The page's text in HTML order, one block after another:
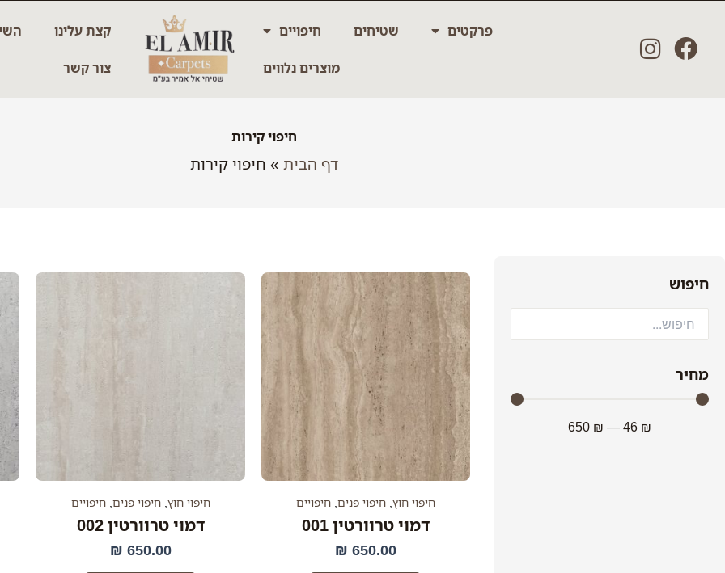
פרקטים שטיחים חיפויים
מוצרים נלווים
קצת עלינו
צור קשר
חיפוי קירות
דף הבית » חיפוי קירות
חיפוש
מחיר
₪
46
—
₪
650
חיפוי חוץ,חיפוי פנים,חיפויים
דמוי טרוורטין 001
650.00
₪
חיפוי חוץ,חיפוי פנים,חיפויים
דמוי טרוורטין 002
650.00
₪